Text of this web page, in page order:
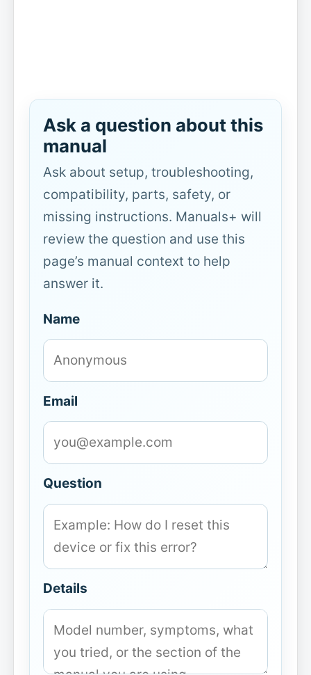
Ask a question about this
manual
Ask about setup, troubleshooting,
compatibility, parts, safety, or
missing instructions. Manuals+ will
review the question and use this
page’s manual context to help
answer it.
Name
Email
Question
Details